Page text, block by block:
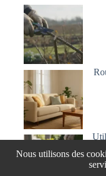
Nous utilisons des